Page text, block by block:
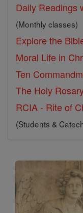
Daily Readings
(Monthly classes)
Explore the
Moral Life in
Ten
The Holy
RCIA - Rite of
(Students &